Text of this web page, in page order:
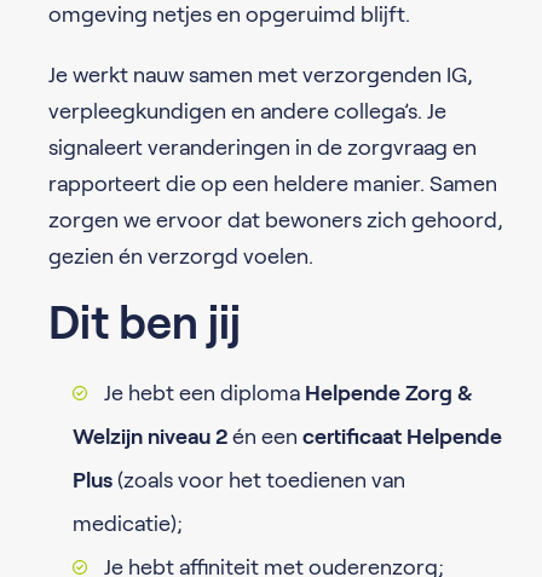
omgeving netjes en opgeruimd blijft.
Je werkt nauw samen met verzorgenden IG,
verpleegkundigen en andere collega’s. Je
signaleert veranderingen in de zorgvraag en
rapporteert die op een heldere manier. Samen
zorgen we ervoor dat bewoners zich gehoord,
gezien én verzorgd voelen.
Dit ben jij
Je hebt een diploma Helpende Zorg &
Welzijn niveau 2 én een certificaat Helpende
Plus (zoals voor het toedienen van
medicatie);
Je hebt affiniteit met ouderenzorg;